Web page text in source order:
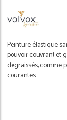
Peinture élastique
pouvoir couvrant et
dégraissés, comme
courantes.
images
gallery